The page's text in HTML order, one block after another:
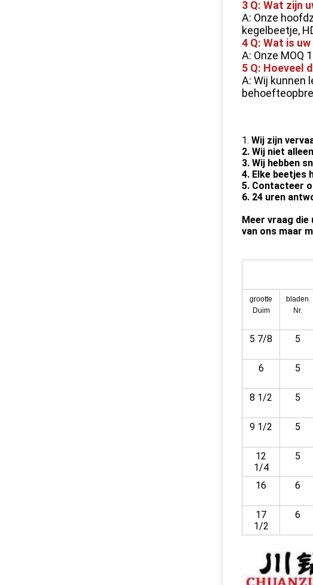
3 Q: Wat zijn
A: Onze
kegelbeetje,
4 Q: Wat is uw
A: Onze MOQ
5 Q: Hoeveel
A: Wij kunnen
1. Wij zijn
2. Wij niet
3. Wij hebben
4. Elke beetjes
5. Contacteer
6. 24 uren
Meer vraag
van ons maar
grootte
Duim
bladen
Nr.
5 7/8 5
6 5
8 1/2 5
9 1/2 5
12
1/4
5
16 6
17
1/2
6